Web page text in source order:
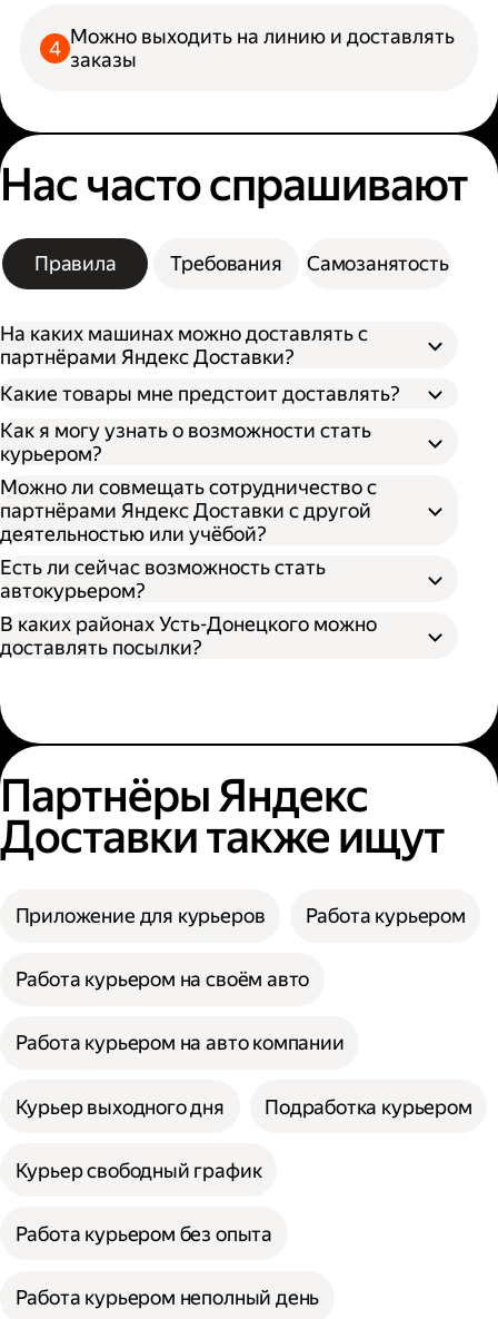
Можно выходить на линию и доставлять
заказы
Нас часто спрашивают
Правила Требования Самозанятость
На каких машинах можно доставлять с
партнёрами Яндекс Доставки?
Какие товары мне предстоит доставлять?
Как я могу узнать о возможности стать
курьером?
Можно ли совмещать сотрудничество с
партнёрами Яндекс Доставки с другой
деятельностью или учёбой?
Есть ли сейчас возможность стать
автокурьером?
В каких районах Усть-Донецкого можно
доставлять посылки?
Партнёры Яндекс
Доставки также ищут
Приложение для курьеров Работа курьером
Работа курьером на своём авто
Работа курьером на авто компании
Курьер выходного дня Подработка курьером
Курьер свободный график
Работа курьером без опыта
Работа курьером неполный день